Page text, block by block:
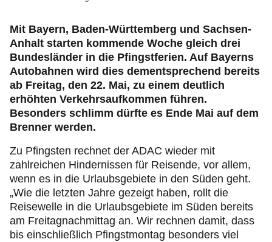
Ihr ADAC Südbayern e.V.
Mit Bayern, Baden-Württemberg und Sachsen-
Anhalt starten kommende Woche gleich drei
Bundesländer in die Pfingstferien. Auf Bayerns
Autobahnen wird dies dementsprechend bereits
ab Freitag, den 22. Mai, zu einem deutlich
erhöhten Verkehrsaufkommen führen.
Besonders schlimm dürfte es Ende Mai auf dem
Brenner werden.
Zu Pfingsten rechnet der ADAC wieder mit
zahlreichen Hindernissen für Reisende, vor allem,
wenn es in die Urlaubsgebiete in den Süden geht.
„Wie die letzten Jahre gezeigt haben, rollt die
Reisewelle in die Urlaubsgebiete im Süden bereits
am Freitagnachmittag an. Wir rechnen damit, dass
bis einschließlich Pfingstmontag besonders viel